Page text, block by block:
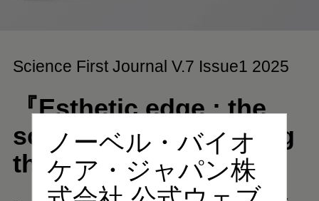
Science First Journal V.7 Issue1 2025
『Esthetic edge : the
science behind owning
the zone』
ノーベル・バイオ
ケア・ジャパン株